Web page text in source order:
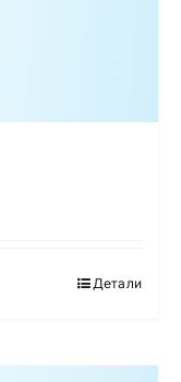
Детали